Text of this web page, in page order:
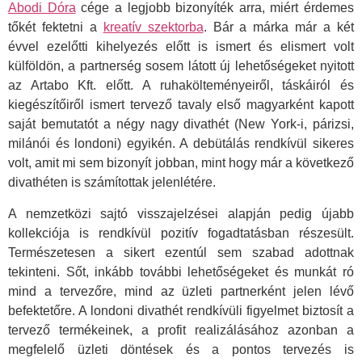
Abodi Dóra cége a legjobb bizonyíték arra, miért érdemes
tőkét fektetni a
kreatív szektorba. Bár a márka már a két
évvel ezelőtti kihelyezés előtt is ismert és elismert volt
külföldön, a partnerség sosem látott új lehetőségeket nyitott
az Artabo Kft. előtt. A ruhakölteményeiről, táskáiról és
kiegészítőiről ismert tervező tavaly első magyarként kapott
saját bemutatót a négy nagy divathét (New York-i, párizsi,
milánói és londoni) egyikén. A debütálás rendkívül sikeres
volt, amit mi sem bizonyít jobban, mint hogy már a következő
divathéten is számítottak jelenlétére.
A nemzetközi sajtó visszajelzései alapján pedig újabb
kollekciója is rendkívül pozitív fogadtatásban részesült.
Természetesen a sikert ezentúl sem szabad adottnak
tekinteni. Sőt, inkább további lehetőségeket és munkát ró
mind a tervezőre, mind az üzleti partnerként jelen lévő
befektetőre. A londoni divathét rendkívüli figyelmet biztosít a
tervező termékeinek, a profit realizálásához azonban a
megfelelő üzleti döntések és a pontos tervezés is